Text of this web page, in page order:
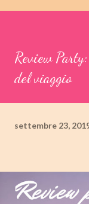
Review
del viaggio
settembre 23,